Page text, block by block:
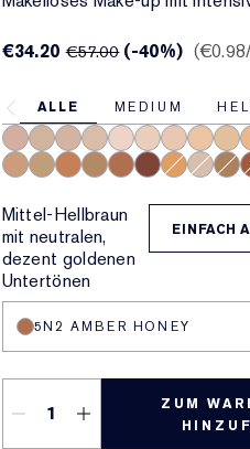
€34.20€57.00 (-40%) €0.98
ALLE MEDIUM
3C2 Pebble
2N2 Buff
2C1 Pure Beige
1W1 Bone
1N0 Porcelain
1N2 Ecru
2C3 Fresco
2N1
Mittel-Hellbraun
mit neutralen,
dezent goldenen
Untertönen
EINFACH
5N2 AMBER HONEY
ZUM